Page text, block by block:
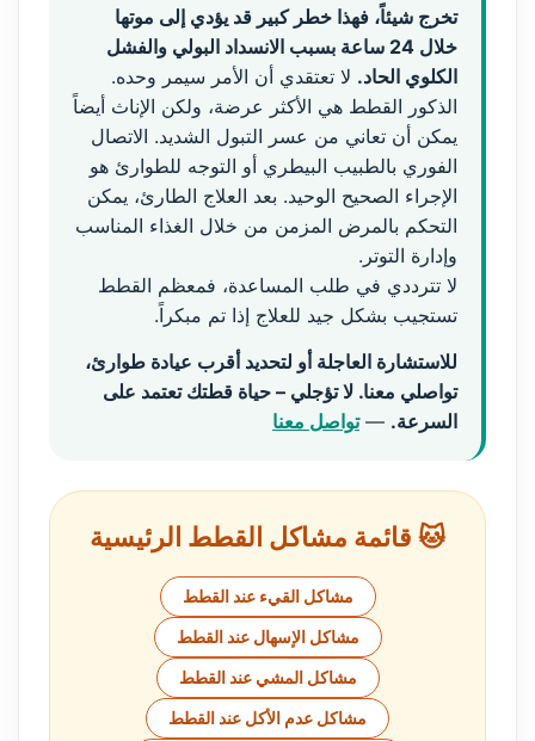
تخرج شيئاً، فهذا خطر كبير قد يؤدي إلى موتها
خلال 24 ساعة بسبب الانسداد البولي والفشل
الكلوي الحاد. لا تعتقدي أن الأمر سيمر وحده.
الذكور القطط هي الأكثر عرضة، ولكن الإناث أيضاً
يمكن أن تعاني من عسر التبول الشديد. الاتصال
الفوري بالطبيب البيطري أو التوجه للطوارئ هو
الإجراء الصحيح الوحيد. بعد العلاج الطارئ، يمكن
التحكم بالمرض المزمن من خلال الغذاء المناسب
وإدارة التوتر.
لا تترددي في طلب المساعدة، فمعظم القطط
تستجيب بشكل جيد للعلاج إذا تم مبكراً.
للاستشارة العاجلة أو لتحديد أقرب عيادة طوارئ،
تواصلي معنا. لا تؤجلي – حياة قطتك تعتمد على
السرعة. —تواصل معنا
🐱 قائمة مشاكل القطط الرئيسية
مشاكل القيء عند القطط
مشاكل الإسهال عند القطط
مشاكل المشي عند القطط
مشاكل عدم الأكل عند القطط